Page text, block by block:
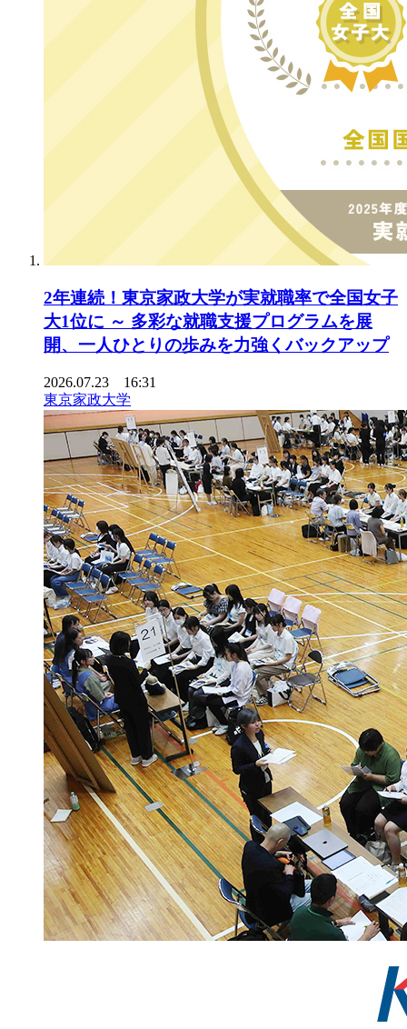
2年連続！東京家政大学が実就職率で全国女子
大1位に ～ 多彩な就職支援プログラムを展
開、一人ひとりの歩みを力強くバックアップ
2026.07.23 16:31
東京家政大学